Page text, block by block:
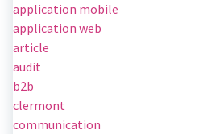
application mobile
application web
article
audit
b2b
clermont
communication